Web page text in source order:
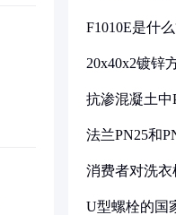
F1010E是什
20x40x2镀锌
抗渗混凝土中
法兰PN25和
消费者对洗
U型螺栓的国